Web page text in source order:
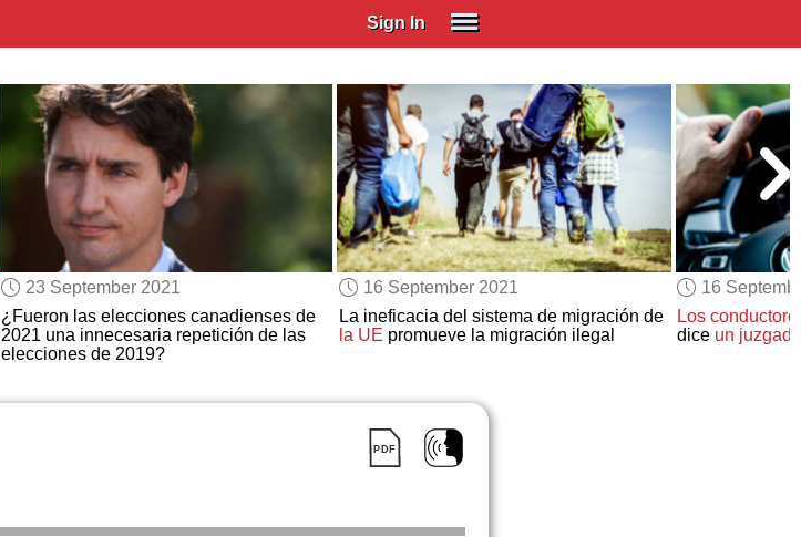
Sign In
Spanish (Spain)
Spanish (Latino)
SUBSCRIBE
EDUCATIONAL LICENSES
GIFT CARDS
OTHER LANGUAGES
ABOUT US
23 September 2021
¿Fueron las elecciones canadienses de
2021 una innecesaria repetición de las
elecciones de 2019?
16 September 2021
La ineficacia del sistema de migración de
la UE promueve la migración ilegal
16
Los
dice un